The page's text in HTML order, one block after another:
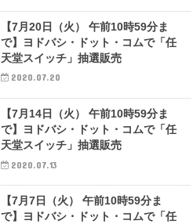
【7月20日（火） 午前10時59分ま
で】ヨドバシ・ドット・コムで「任
天堂スイッチ」抽選販売
2020.07.20
【7月14日（火） 午前10時59分ま
で】ヨドバシ・ドット・コムで「任
天堂スイッチ」抽選販売
2020.07.13
【7月7日（火） 午前10時59分ま
で】ヨドバシ・ドット・コムで「任